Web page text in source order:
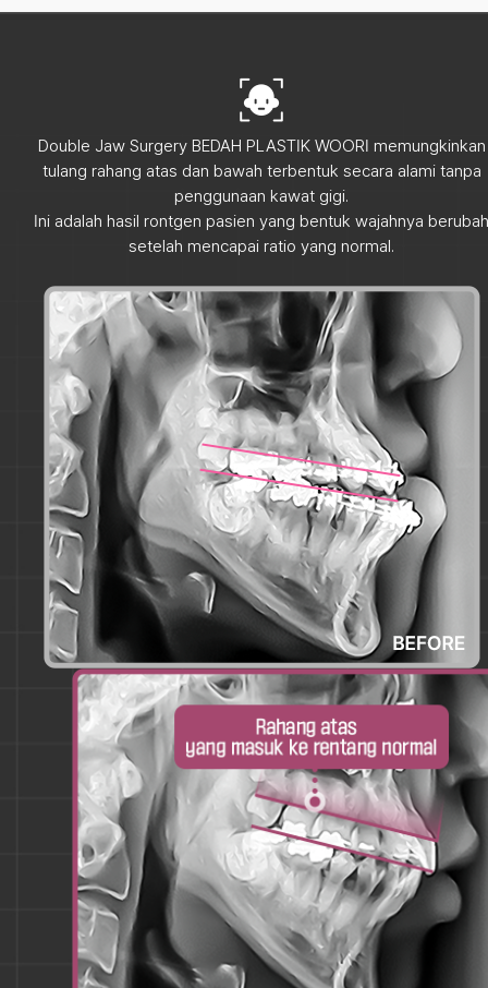
Double Jaw Surgery BEDAH PLASTIK WOORI memungkinkan
tulang rahang atas dan bawah terbentuk secara alami tanpa
penggunaan kawat gigi.
Ini adalah hasil rontgen pasien yang bentuk wajahnya berubah
setelah mencapai ratio yang normal.